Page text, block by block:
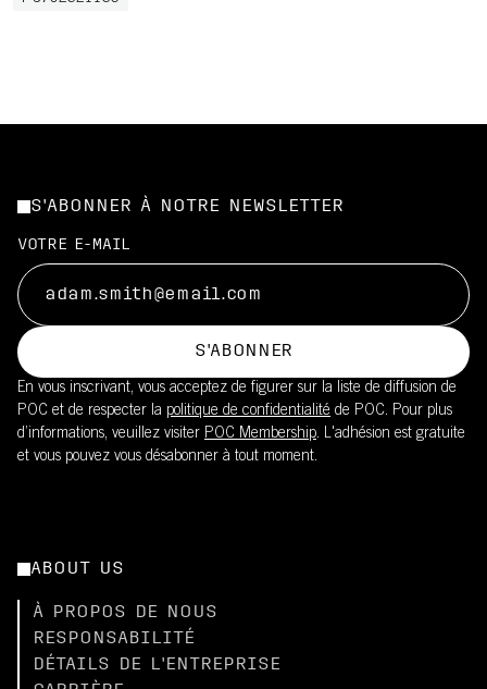
S'ABONNER À NOTRE NEWSLETTER
VOTRE E-MAIL
S'ABONNER
En vous inscrivant, vous acceptez de figurer sur la liste de diffusion de
POC et de respecter la politique de confidentialité de POC. Pour plus
d’informations, veuillez visiter POC Membership. L'adhésion est gratuite
et vous pouvez vous désabonner à tout moment.
ABOUT US
À PROPOS DE NOUS
RESPONSABILITÉ
DÉTAILS DE L'ENTREPRISE